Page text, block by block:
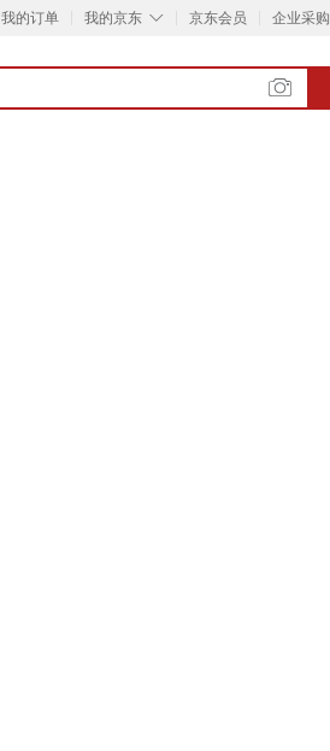
我的订单 ◇
我的京东 京东会员 企业采购